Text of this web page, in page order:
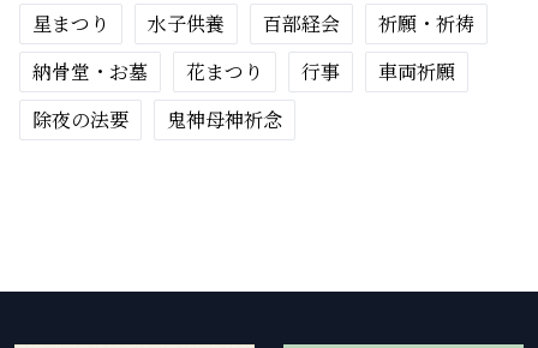
星まつり
水子供養 百部経会
祈願・祈祷
納骨堂・お墓
花まつり 行事
車両祈願
除夜の法要
鬼神母神祈念